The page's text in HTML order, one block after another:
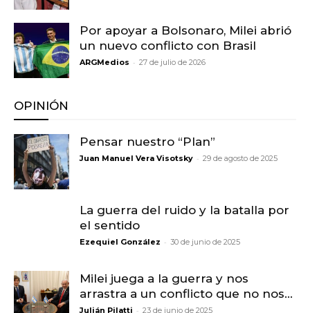
Por apoyar a Bolsonaro, Milei abrió
un nuevo conflicto con Brasil
ARGMedios - 27 de julio de 2026
OPINIÓN
Pensar nuestro “Plan”
Juan Manuel Vera Visotsky - 29 de agosto de 2025
La guerra del ruido y la batalla por
el sentido
Ezequiel González - 30 de junio de 2025
Milei juega a la guerra y nos
arrastra a un conflicto que no nos...
Julián Pilatti - 23 de junio de 2025